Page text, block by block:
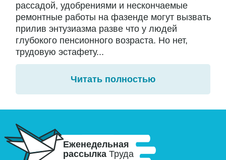
рассадой, удобрениями и нескончаемые
ремонтные работы на фазенде могут вызвать
прилив энтузиазма разве что у людей
глубокого пенсионного возраста. Но нет,
трудовую эстафету...
Читать полностью
Еженедельная
рассылка Труда